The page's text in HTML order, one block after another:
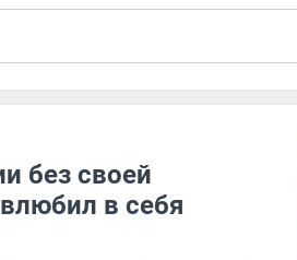
без своей
в себя